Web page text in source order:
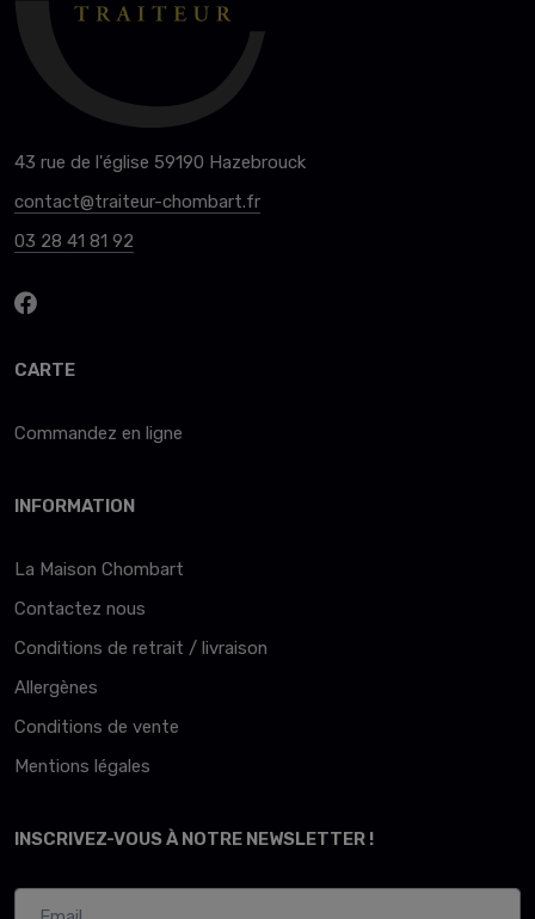
43 rue de l'église 59190 Hazebrouck
contact@traiteur-chombart.fr
03 28 41 81 92
CARTE
Commandez en ligne
INFORMATION
La Maison Chombart
Contactez nous
Conditions de retrait / livraison
Allergènes
Conditions de vente
Mentions légales
INSCRIVEZ-VOUS À NOTRE NEWSLETTER !